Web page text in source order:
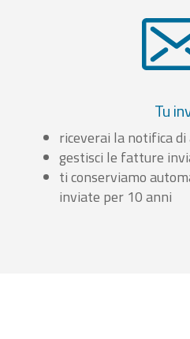
Tu
riceverai la notifica
gestisci le fatture
ti conserviamo
inviate per 10 anni